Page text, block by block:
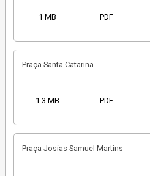
1 MB PDF
Praça Santa Catarina
1.3 MB PDF
Praça Josias Samuel Martins